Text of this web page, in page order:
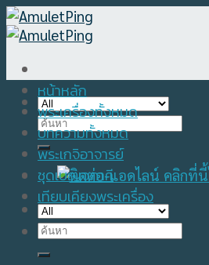
Skip
to
Search
for:
Search
หน้าหลัก
พระเครื่องทั้งหมด
บทความทั้งหมด
พระเกจิอาจารย์
ชุดเบญจภาคี
เทียบเคียงพระเครื่อง